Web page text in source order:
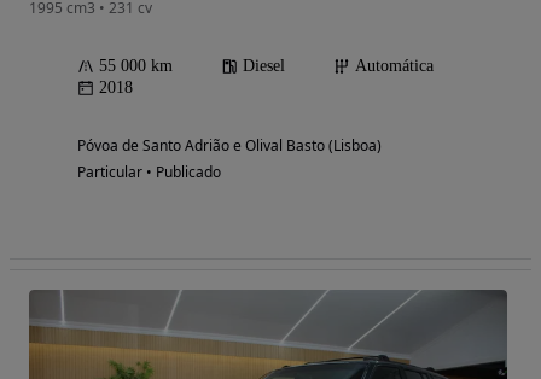
1995 cm3 • 231 cv
55 000 km Diesel
Automática
2018
Póvoa de Santo Adrião e Olival Basto (Lisboa)
Particular • Publicado